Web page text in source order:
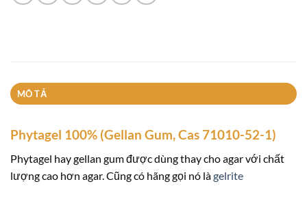
MÔ TẢ
Phytagel 100% (Gellan Gum, Cas 71010-52-1)
Phytagel hay gellan gum được dùng thay cho agar với chất
lượng cao hơn agar. Cũng có hãng gọi nó làgelrite